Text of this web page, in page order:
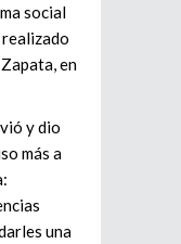
social
en
y dio
más a
una